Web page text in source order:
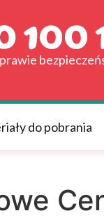
do pobrania